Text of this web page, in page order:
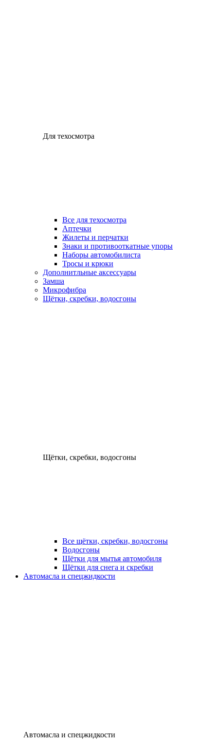
Для техосмотра
Все для техосмотра
Аптечки
Жилеты и перчатки
Знаки и противооткатные упоры
Наборы автомобилиста
Тросы и крюки
Дополнитльные аксессуары
Замша
Микрофибра
Щётки, скребки, водосгоны
Щётки, скребки, водосгоны
Все щётки, скребки, водосгоны
Водосгоны
Щётки для мытья автомобиля
Щётки для снега и скребки
Автомасла и спецжидкости
Автомасла и спецжидкости